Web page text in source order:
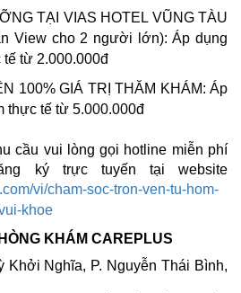
TẠI VIAS HOTEL VŨNG TÀU
View cho 2 người lớn): Áp dụng
từ 2.000.000đ
100% GIÁ TRỊ THĂM KHÁM: Áp
thực tế từ 5.000.000đ
cầu vui lòng gọi hotline miễn phí
ký trực tuyến tại website
vi/cham-soc-tron-ven-tu-hom-
khoe
KHÁM CAREPLUS
Khởi Nghĩa, P. Nguyễn Thái Bình,